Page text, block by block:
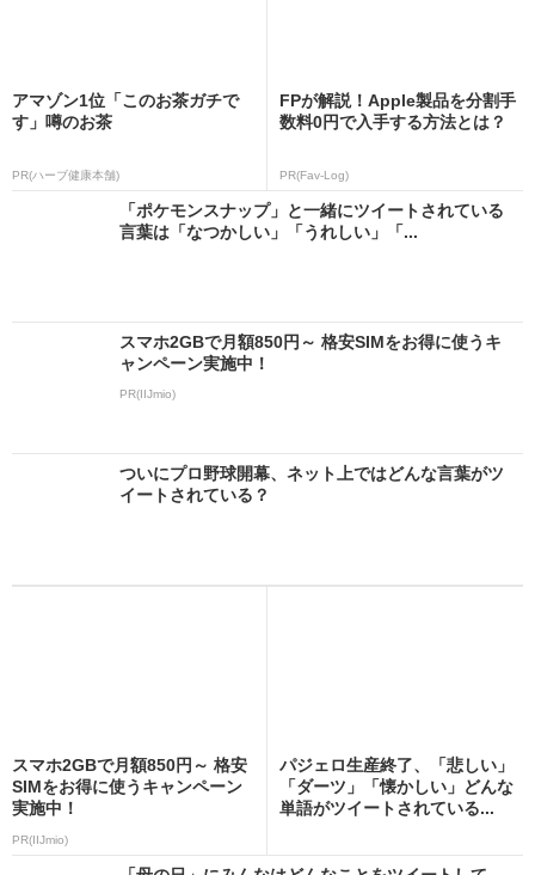
アマゾン1位「このお茶ガチで
す」噂のお茶
PR(ハーブ健康本舗)
FPが解説！Apple製品を分割手
数料0円で入手する方法とは？
PR(Fav-Log)
「ポケモンスナップ」と一緒にツイートされている
言葉は「なつかしい」「うれしい」「...
スマホ2GBで月額850円～ 格安SIMをお得に使うキ
ャンペーン実施中！
PR(IIJmio)
ついにプロ野球開幕、ネット上ではどんな言葉がツ
イートされている？
スマホ2GBで月額850円～ 格安
SIMをお得に使うキャンペーン
実施中！
PR(IIJmio)
パジェロ生産終了、「悲しい」
「ダーツ」「懐かしい」どんな
単語がツイートされている...